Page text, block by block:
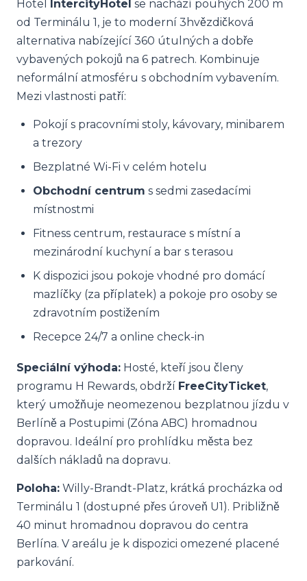
Hotel IntercityHotel se nachází pouhých 200 m
od Terminálu 1, je to moderní 3hvězdičková
alternativa nabízející 360 útulných a dobře
vybavených pokojů na 6 patrech. Kombinuje
neformální atmosféru s obchodním vybavením.
Mezi vlastnosti patří:
Pokojí s pracovními stoly, kávovary, minibarem
a trezory
Bezplatné Wi-Fi v celém hotelu
Obchodní centrum s sedmi zasedacími
místnostmi
Fitness centrum, restaurace s místní a
mezinárodní kuchyní a bar s terasou
K dispozici jsou pokoje vhodné pro domácí
mazlíčky (za příplatek) a pokoje pro osoby se
zdravotním postižením
Recepce 24/7 a online check-in
Speciální výhoda: Hosté, kteří jsou členy
programu H Rewards, obdrží FreeCityTicket,
který umožňuje neomezenou bezplatnou jízdu v
Berlíně a Postupimi (Zóna ABC) hromadnou
dopravou. Ideální pro prohlídku města bez
dalších nákladů na dopravu.
Poloha: Willy-Brandt-Platz, krátká procházka od
Terminálu 1 (dostupné přes úroveň U1). Približně
40 minut hromadnou dopravou do centra
Berlína. V areálu je k dispozici omezené placené
parkování.